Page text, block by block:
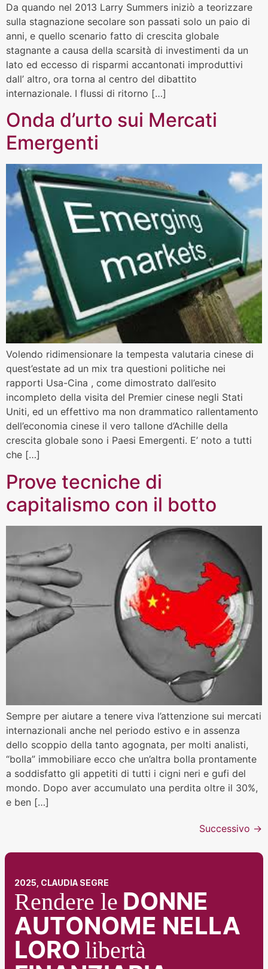
Da quando nel 2013 Larry Summers iniziò a teorizzare
sulla stagnazione secolare son passati solo un paio di
anni, e quello scenario fatto di crescita globale
stagnante a causa della scarsità di investimenti da un
lato ed eccesso di risparmi accantonati improduttivi
dall’ altro, ora torna al centro del dibattito
internazionale. I flussi di ritorno […]
Onda d’urto sui Mercati
Emergenti
Volendo ridimensionare la tempesta valutaria cinese di
quest’estate ad un mix tra questioni politiche nei
rapporti Usa-Cina , come dimostrato dall’esito
incompleto della visita del Premier cinese negli Stati
Uniti, ed un effettivo ma non drammatico rallentamento
dell’economia cinese il vero tallone d’Achille della
crescita globale sono i Paesi Emergenti. E’ noto a tutti
che […]
Prove tecniche di
capitalismo con il botto
Sempre per aiutare a tenere viva l’attenzione sui mercati
internazionali anche nel periodo estivo e in assenza
dello scoppio della tanto agognata, per molti analisti,
“bolla” immobiliare ecco che un’altra bolla prontamente
a soddisfatto gli appetiti di tutti i cigni neri e gufi del
mondo. Dopo aver accumulato una perdita oltre il 30%,
e ben […]
Successivo →
2025, CLAUDIA SEGRE
Rendere le DONNE
AUTONOME NELLA
LORO libertà